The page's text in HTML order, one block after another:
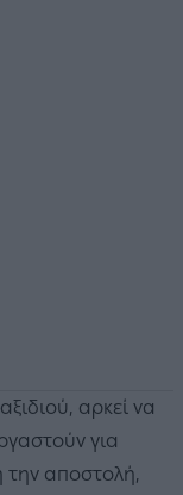
αρκεί να
για
την αποστολή,